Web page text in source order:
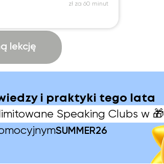
zł za 60 minut
lekcję
i praktyki tego lata
Speaking Clubs w 🎁
SUMMER26